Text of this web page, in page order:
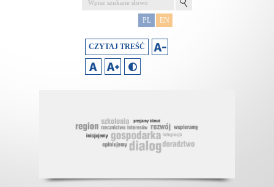
PL EN
CZYTAJ TREŚĆ